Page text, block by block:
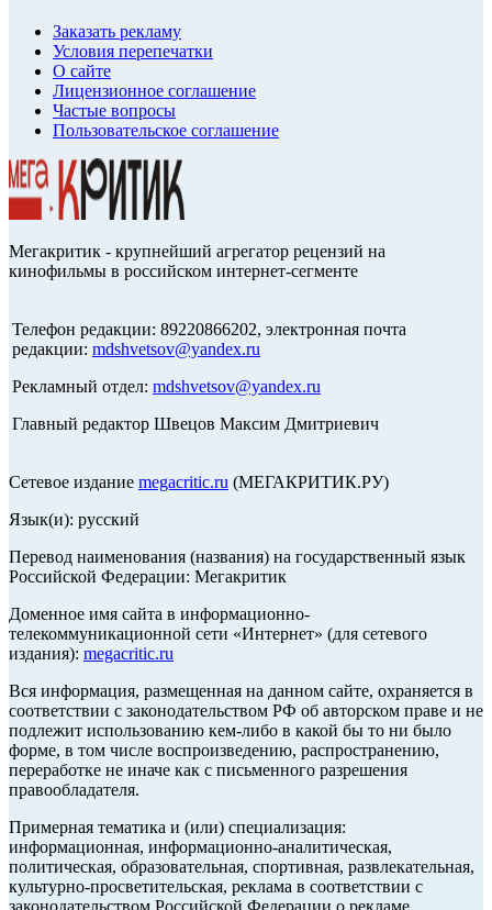
Заказать рекламу
Условия перепечатки
О сайте
Лицензионное соглашение
Частые вопросы
Пользовательское соглашение
Мегакритик - крупнейший агрегатор рецензий на
кинофильмы в российском интернет-сегменте
Телефон редакции: 89220866202, электронная почта
редакции: mdshvetsov@yandex.ru
Рекламный отдел: mdshvetsov@yandex.ru
Главный редактор Швецов Максим Дмитриевич
Сетевое издание megacritic.ru (МЕГАКРИТИК.РУ)
Язык(и): русский
Перевод наименования (названия) на государственный язык
Российской Федерации: Мегакритик
Доменное имя сайта в информационно-
телекоммуникационной сети «Интернет» (для сетевого
издания): megacritic.ru
Вся информация, размещенная на данном сайте, охраняется в
соответствии с законодательством РФ об авторском праве и не
подлежит использованию кем-либо в какой бы то ни было
форме, в том числе воспроизведению, распространению,
переработке не иначе как с письменного разрешения
правообладателя.
Примерная тематика и (или) специализация:
информационная, информационно-аналитическая,
политическая, образовательная, спортивная, развлекательная,
культурно-просветительская, реклама в соответствии с